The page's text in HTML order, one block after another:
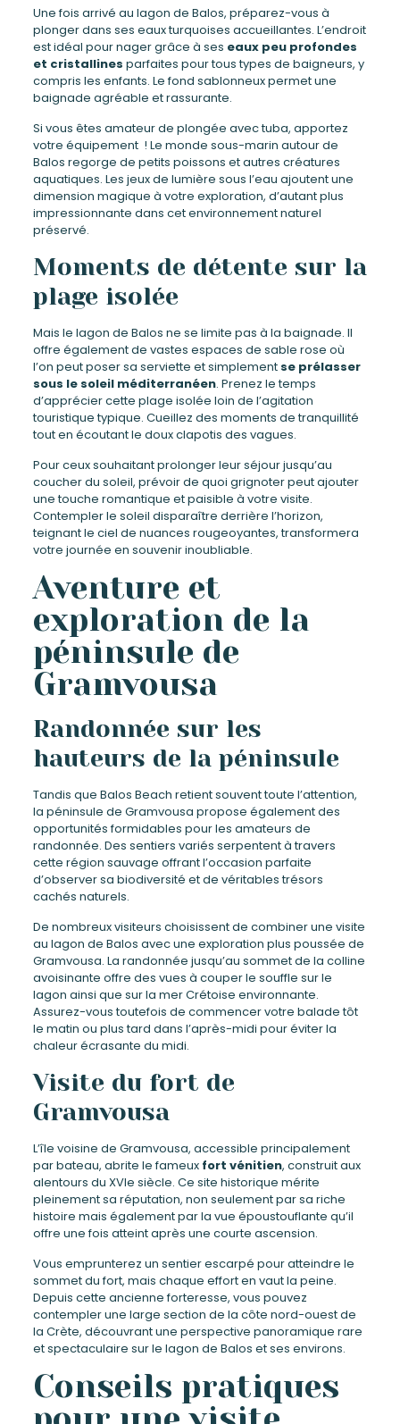
Une fois arrivé au lagon de Balos, préparez-vous à
plonger dans ses eaux turquoises accueillantes. L’endroit
est idéal pour nager grâce à ses eaux peu profondes
et cristallines parfaites pour tous types de baigneurs, y
compris les enfants. Le fond sablonneux permet une
baignade agréable et rassurante.
Si vous êtes amateur de plongée avec tuba, apportez
votre équipement ! Le monde sous-marin autour de
Balos regorge de petits poissons et autres créatures
aquatiques. Les jeux de lumière sous l’eau ajoutent une
dimension magique à votre exploration, d’autant plus
impressionnante dans cet environnement naturel
préservé.
Moments de détente sur la
plage isolée
Mais le lagon de Balos ne se limite pas à la baignade. Il
offre également de vastes espaces de sable rose où
l’on peut poser sa serviette et simplement se prélasser
sous le soleil méditerranéen. Prenez le temps
d’apprécier cette plage isolée loin de l’agitation
touristique typique. Cueillez des moments de tranquillité
tout en écoutant le doux clapotis des vagues.
Pour ceux souhaitant prolonger leur séjour jusqu’au
coucher du soleil, prévoir de quoi grignoter peut ajouter
une touche romantique et paisible à votre visite.
Contempler le soleil disparaître derrière l’horizon,
teignant le ciel de nuances rougeoyantes, transformera
votre journée en souvenir inoubliable.
Aventure et
exploration de la
péninsule de
Gramvousa
Randonnée sur les
hauteurs de la péninsule
Tandis que Balos Beach retient souvent toute l’attention,
la péninsule de Gramvousa propose également des
opportunités formidables pour les amateurs de
randonnée. Des sentiers variés serpentent à travers
cette région sauvage offrant l’occasion parfaite
d’observer sa biodiversité et de véritables trésors
cachés naturels.
De nombreux visiteurs choisissent de combiner une visite
au lagon de Balos avec une exploration plus poussée de
Gramvousa. La randonnée jusqu’au sommet de la colline
avoisinante offre des vues à couper le souffle sur le
lagon ainsi que sur la mer Crétoise environnante.
Assurez-vous toutefois de commencer votre balade tôt
le matin ou plus tard dans l’après-midi pour éviter la
chaleur écrasante du midi.
Visite du fort de
Gramvousa
L’île voisine de Gramvousa, accessible principalement
par bateau, abrite le fameux fort vénitien, construit aux
alentours du XVIe siècle. Ce site historique mérite
pleinement sa réputation, non seulement par sa riche
histoire mais également par la vue époustouflante qu’il
offre une fois atteint après une courte ascension.
Vous emprunterez un sentier escarpé pour atteindre le
sommet du fort, mais chaque effort en vaut la peine.
Depuis cette ancienne forteresse, vous pouvez
contempler une large section de la côte nord-ouest de
la Crète, découvrant une perspective panoramique rare
et spectaculaire sur le lagon de Balos et ses environs.
Conseils pratiques